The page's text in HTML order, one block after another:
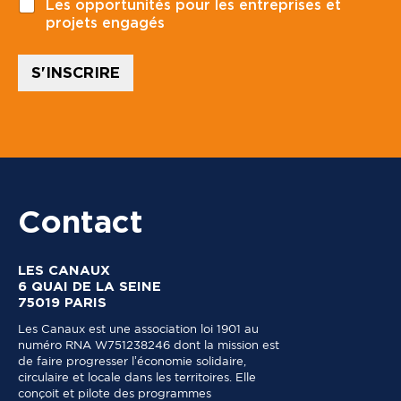
s
a
a
Les opportunités pour les entreprises et
projets engagés
S'INSCRIRE
Contact
LES CANAUX
6 QUAI DE LA SEINE
75019 PARIS
Les Canaux est une association loi 1901 au
numéro RNA W751238246 dont la mission est
de faire progresser l’économie solidaire,
circulaire et locale dans les territoires. Elle
conçoit et pilote des programmes